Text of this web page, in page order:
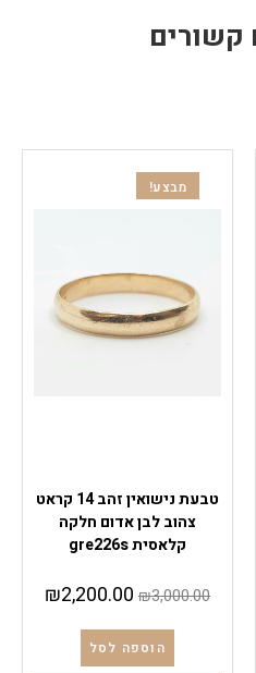
קשורים
מבצע!
טבעת נישואין זהב 14 קראט
צהוב לבן אדום חלקה
קלאסית gre226s
₪3,000.00
₪2,200.00
הוספה לסל